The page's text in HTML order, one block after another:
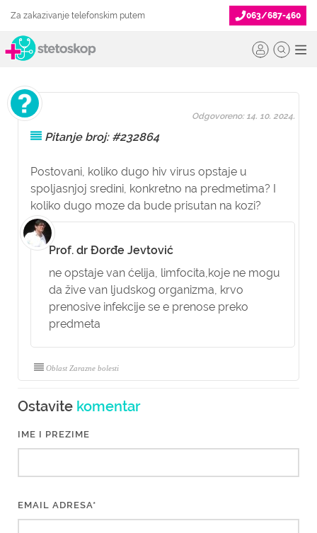
Za zakazivanje telefonskim putem 063/687-460
Pitanje broj: #232864
Postovani, koliko dugo hiv virus opstaje u
spoljasnjoj sredini, konkretno na predmetima? I
koliko dugo moze da bude prisutan na kozi?
Odgovoreno: 14. 10. 2024.
Prof. dr Đorđe Jevtović
ne opstaje van ćelija, limfocita,koje ne mogu
da žive van ljudskog organizma, krvo
prenosive infekcije se e prenose preko
predmeta
Oblast Zarazne bolesti
Ostavite komentar
IME I PREZIME
EMAIL ADRESA*